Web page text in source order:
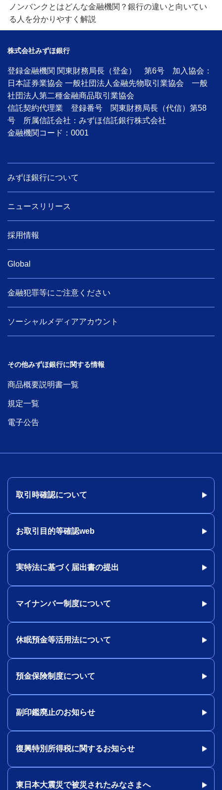
ノンバンクとはどんな金融機関？銀行の違いと向いてい
る人を分かりやすく解説
株式会社みずほ銀行
登録金融機関 関東財務局長（登金） 第6号 加入協会：
日本証券業協会 一般社団法人金融先物取引業協会 一般
社団法人第二種金融商品取引業協会
信託契約代理業 登録番号 関東財務局長（代信）第58
号 所属信託会社：みずほ信託銀行株式会社
金融機関コード：0001
みずほ銀行について
ニュースリリース
採用情報
Global
金融犯罪等にご注意ください
ソーシャルメディアアカウント
その他みずほ銀行に関する情報
商品概要説明書一覧
規定一覧
電子公告
取引時確認について
お取引目的等確認web
実特法に基づく届出書の提出
マイナンバー制度について
休眠預金等活用法について
預金保険制度について
副印鑑廃止のお知らせ
復興特別所得税に関するお知らせ
東日本大震災で被災されたみなさまへ